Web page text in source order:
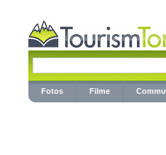
Fotos Filme